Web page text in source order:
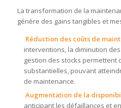
La transformation de la
génère des gains tangibles et
Réduction des coûts de
interventions, la diminution
gestion des stocks permettent
substantielles, pouvant
de maintenance.
Augmentation de la
anticipant les défaillances et